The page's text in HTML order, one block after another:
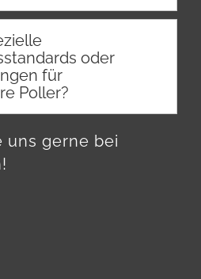
oder
für
Poller?
uns gerne bei